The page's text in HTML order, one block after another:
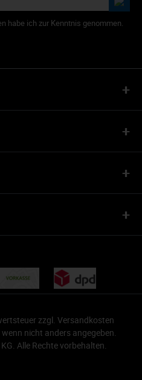
habe ich zur Kenntnis genommen.
+
+
+
+
zzgl. Versandkosten
nicht anders angegeben.
Alle Rechte vorbehalten.